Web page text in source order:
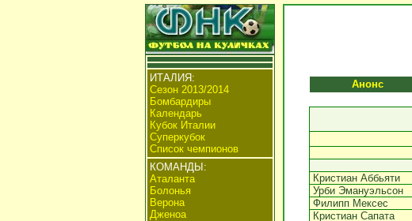
ИТАЛИЯ:
Сезон 2013/2014
Бомбардиры
Календарь
Кубок Италии
Суперкубок
Список чемпионов
КОМАНДЫ:
Аталанта
Болонья
Верона
Дженоа
Анонс
Кристиан Аббьяти
Урби Эмануэльсон
Филипп Мексес
Кристиан Сапата